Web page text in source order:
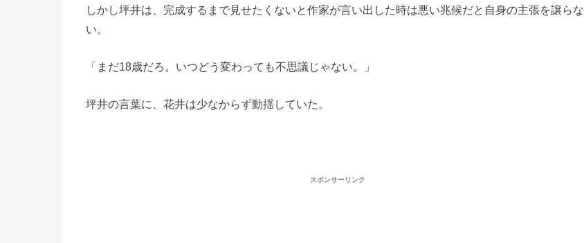
しかし坪井は、完成するまで見せたくないと作家が言い出した時は悪い兆候だと自身の主張を譲らな
い。
「まだ18歳だろ。いつどう変わっても不思議じゃない。」
坪井の言葉に、花井は少なからず動揺していた。
スポンサーリンク